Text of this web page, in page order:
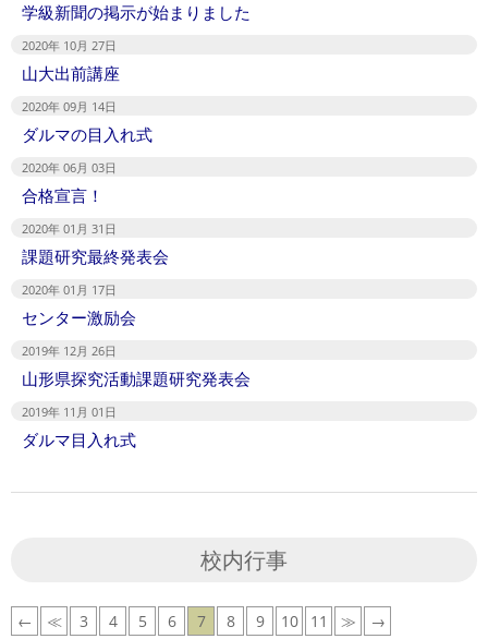
学級新聞の掲示が始まりました
2020年 10月 27日
山大出前講座
2020年 09月 14日
ダルマの目入れ式
2020年 06月 03日
合格宣言！
2020年 01月 31日
課題研究最終発表会
2020年 01月 17日
センター激励会
2019年 12月 26日
山形県探究活動課題研究発表会
2019年 11月 01日
ダルマ目入れ式
校内行事
← ≪ 3 4 5 6 7 8 9 10 11 ≫ →